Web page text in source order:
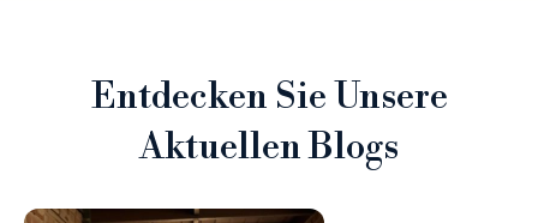
Entdecken Sie Unsere
Aktuellen Blogs